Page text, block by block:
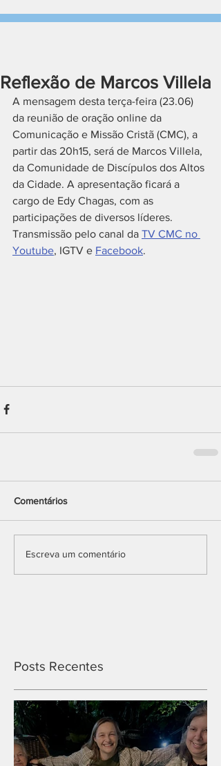
Reflexão de Marcos Villela
A mensagem desta terça-feira (23.06)
da reunião de oração online da
Comunicação e Missão Cristã (CMC), a
partir das 20h15, será de Marcos Villela,
da Comunidade de Discípulos dos Altos
da Cidade. A apresentação ficará a
cargo de Edy Chagas, com as
participações de diversos líderes.
Transmissão pelo canal da TV CMC no
Youtube, IGTV e Facebook.
Comentários
Escreva um comentário
Posts Recentes